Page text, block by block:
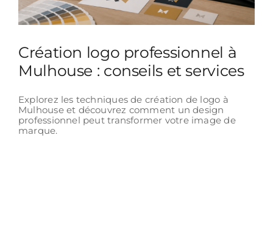
Création logo professionnel à
Mulhouse : conseils et services
Explorez les techniques de création de logo à
Mulhouse et découvrez comment un design
professionnel peut transformer votre image de
marque.